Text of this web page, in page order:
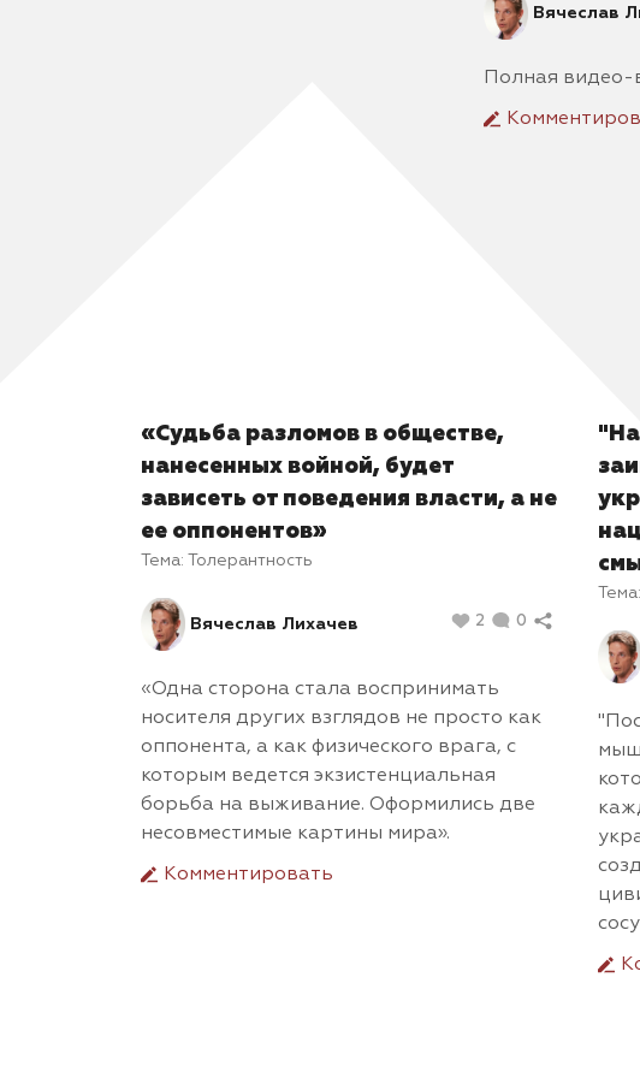
Вячеслав
Полная
«Судьба разломов в обществе,
нанесенных войной, будет
зависеть от поведения власти, а не
ее оппонентов»
Тема: Толерантность
Вячеслав Лихачев 2 0
«Одна сторона стала воспринимать
носителя других взглядов не просто как
оппонента, а как физического врага, с
которым ведется экзистенциальная
борьба на выживание. Оформились две
несовместимые картины мира».
Комментировать
Тема: